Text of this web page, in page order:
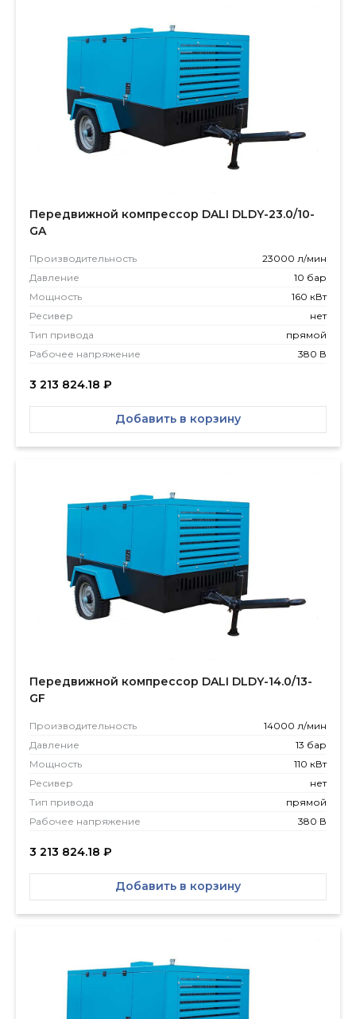
Передвижной компрессор DALI DLDY-23.0/10-
GA
Производитель­ность
23000 л/мин
Давление
10 бар
Мощность
160 кВт
Ресивер
нет
Тип привода
прямой
Рабочее напряжение
380 В
3 213 824.18 ₽
Добавить в корзину
Передвижной компрессор DALI DLDY-14.0/13-
GF
Производитель­ность
14000 л/мин
Давление
13 бар
Мощность
110 кВт
Ресивер
нет
Тип привода
прямой
Рабочее напряжение
380 В
3 213 824.18 ₽
Добавить в корзину